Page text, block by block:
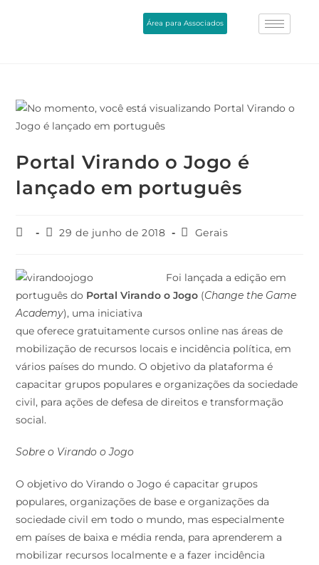
Área para Associados
Portal Virando o Jogo é
lançado em português
29 de junho de 2018 Gerais
Foi lançada a edição em
português do Portal Virando o Jogo (Change the Game
Academy), uma iniciativa
que oferece gratuitamente cursos online nas áreas de
mobilização de recursos locais e incidência política, em
vários países do mundo. O objetivo da plataforma é
capacitar grupos populares e organizações da sociedade
civil, para ações de defesa de direitos e transformação
social.
Sobre o Virando o Jogo
O objetivo do Virando o Jogo é capacitar grupos
populares, organizações de base e organizações da
sociedade civil em todo o mundo, mas especialmente
em países de baixa e média renda, para aprenderem a
mobilizar recursos localmente e a fazer incidência